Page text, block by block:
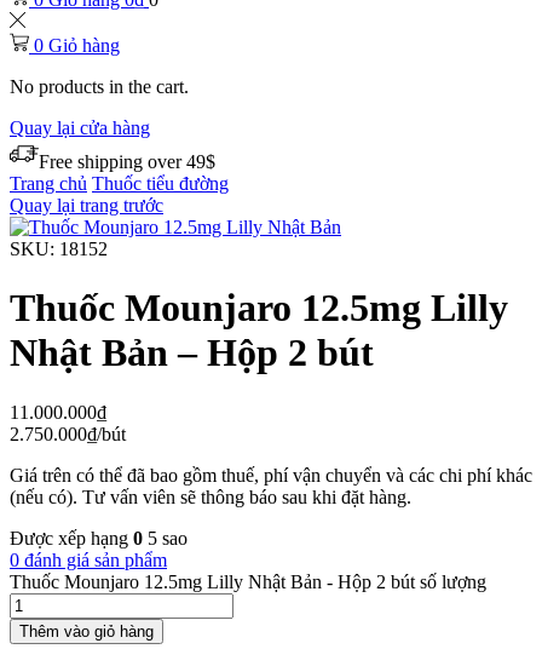
0 Giỏ hàng
No products in the cart.
Quay lại cửa hàng
Free shipping over 49$
Trang chủ Thuốc tiểu đường
Quay lại trang trước
SKU: 18152
Thuốc Mounjaro 12.5mg Lilly
Nhật Bản – Hộp 2 bút
11.000.000₫
2.750.000₫/bút
Giá trên có thể đã bao gồm thuế, phí vận chuyển và các chi phí khác
(nếu có). Tư vấn viên sẽ thông báo sau khi đặt hàng.
Được xếp hạng 0 5 sao
0 đánh giá sản phẩm
Thuốc Mounjaro 12.5mg Lilly Nhật Bản - Hộp 2 bút số lượng
Thêm vào giỏ hàng